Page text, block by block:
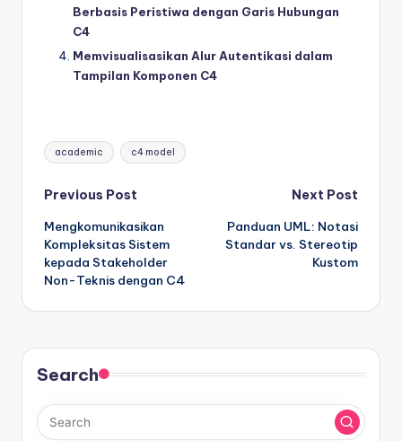
Berbasis Peristiwa dengan Garis Hubungan
C4
Memvisualisasikan Alur Autentikasi dalam
Tampilan Komponen C4
Tags:
academic c4 model
Post
navigation
Previous Post
Mengkomunikasikan
Kompleksitas Sistem
kepada Stakeholder
Non-Teknis dengan C4
Next Post
Panduan UML: Notasi
Standar vs. Stereotip
Kustom
Search